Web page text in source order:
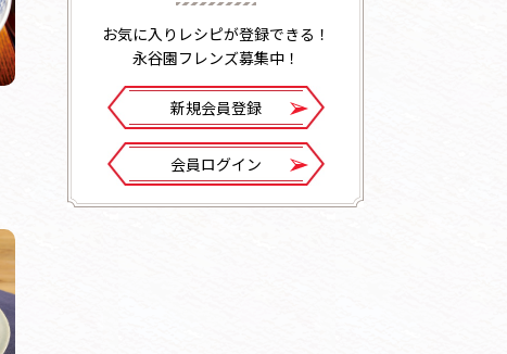
お気に入りレシピが登録できる！
永谷園フレンズ募集中！
新規会員登録
会員ログイン